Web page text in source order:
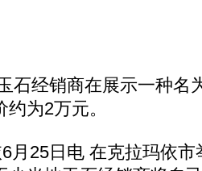
经销商在展示一种名
为2万元。
25日电 在克拉玛依市